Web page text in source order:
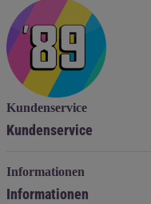
Kundenservice
Kundenservice
Informationen
Informationen